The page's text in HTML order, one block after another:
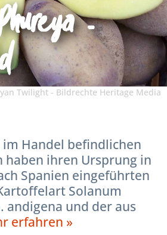
Twilight - Bildrechte Heritage Media
-
im Handel befindlichen
haben ihren Ursprung in
Spanien eingeführten
Solanum
andigena und der aus
erfahren »